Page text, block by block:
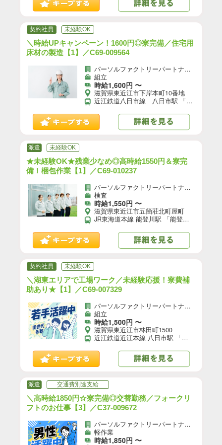
契約社員 未経験OK
＼時給UPキャンペーン！1600円◎寮完備／住宅用
床材の製造【1】／C69-009564
パーソルファクトリーパートナーズ株式会社
組立
時給1,600円 〜
滋賀県東近江市下岸本町10番地
近江鉄道八日市線 八日市駅 「八日市駅」から車10分 ★自転車、バイク、マイカー通勤OK（無料駐車場あり）
派遣 未経験OK
★未経験OK★残業少なめ◎高時給1550円＆寮完
備！梱包作業【1】／C69-010237
パーソルファクトリーパートナーズ株式会社
検査
時給1,550円 〜
滋賀県東近江市五箇荘北町屋町
JR東海道本線 能登川駅 「能登川駅」から車15分 ※最寄りバス停下車徒歩6分 ★自転車、バイク、マイカー通勤OK（無料駐車場あり）
契約社員 未経験OK
＼湖東エリアで工場ワーク／未経験応援！寮費補
助あり★【1】／C69-007329
パーソルファクトリーパートナーズ株式会社
組立
時給1,500円 〜
滋賀県東近江市林田町1500
近江鉄道近江本線 八日市駅 「八日市駅」から車13分 ・「八日市IC」からすぐ！ ★自転車、バイク、マイカー通勤OK（無料駐車場あり）
派遣 交通費別途支給
＼高時給1850円☆寮完備◎交替勤務／フォークリ
フトのお仕事【3】／C37-009672
パーソルファクトリーパートナーズ株式会社
軽作業
時給1,850円 〜